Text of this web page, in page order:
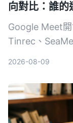
向對比：誰的
Google Meet
Tinrec、
2026-08-09